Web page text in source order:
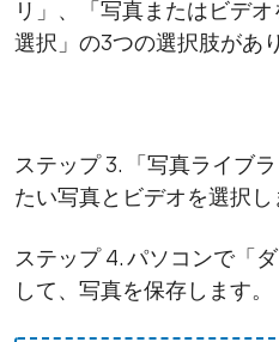
リ」、「写真またはビデ
選択」の3つの選択肢があ
ステップ 3. 「写真ライブ
たい写真とビデオを選択し
ステップ 4. パソコンで「
して、写真を保存します。